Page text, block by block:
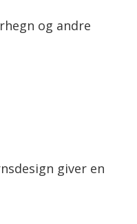
og andre
giver en